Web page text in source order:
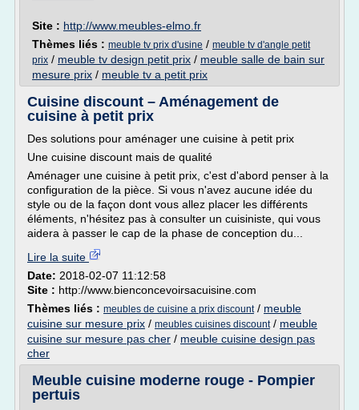
Site : http://www.meubles-elmo.fr
Thèmes liés : meuble tv prix d'usine / meuble tv d'angle petit
prix / meuble tv design petit prix / meuble salle de bain sur
mesure prix / meuble tv a petit prix
Cuisine discount – Aménagement de
cuisine à petit prix
Des solutions pour aménager une cuisine à petit prix
Une cuisine discount mais de qualité
Aménager une cuisine à petit prix, c'est d'abord penser à la
configuration de la pièce. Si vous n'avez aucune idée du
style ou de la façon dont vous allez placer les différents
éléments, n'hésitez pas à consulter un cuisiniste, qui vous
aidera à passer le cap de la phase de conception du...
Lire la suite
Date: 2018-02-07 11:12:58
Site : http://www.bienconcevoirsacuisine.com
Thèmes liés : meubles de cuisine a prix discount/ meuble
cuisine sur mesure prix / meubles cuisines discount/ meuble
cuisine sur mesure pas cher / meuble cuisine design pas
cher
Meuble cuisine moderne rouge - Pompier
pertuis